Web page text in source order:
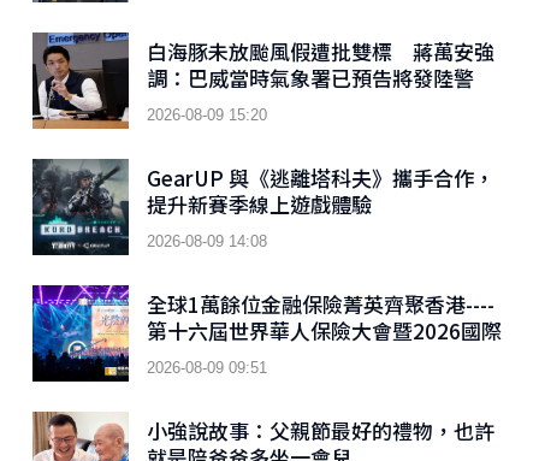
白海豚未放颱風假遭批雙標 蔣萬安強
調：巴威當時氣象署已預告將發陸警
標準一致
2026-08-09 15:20
GearUP 與《逃離塔科夫》攜手合作，
提升新賽季線上遊戲體驗
2026-08-09 14:08
全球1萬餘位金融保險菁英齊聚香港----
第十六屆世界華人保險大會暨2026國際
龍獎IDA年會盛大舉辦
2026-08-09 09:51
小強說故事：父親節最好的禮物，也許